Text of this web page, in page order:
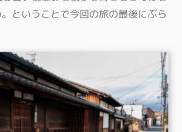
ということで今回の旅の最後にぶら